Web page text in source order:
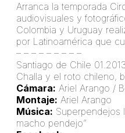
Arranca la temporada
audiovisuales y
Colombia y Uruguay
por Latinoamérica que
– – – – – – – – –
Santiago de Chile
Challa y el roto chileno,
Cámara: Ariel Arango /
Montaje: Ariel Arango
Música: Superpendejos
macho pendejo”